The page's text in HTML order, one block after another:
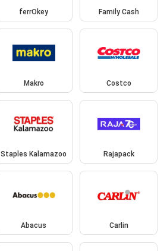
ferrOkey Family Cash
Makro Costco
Staples Kalamazoo Rajapack
Abacus Carlin